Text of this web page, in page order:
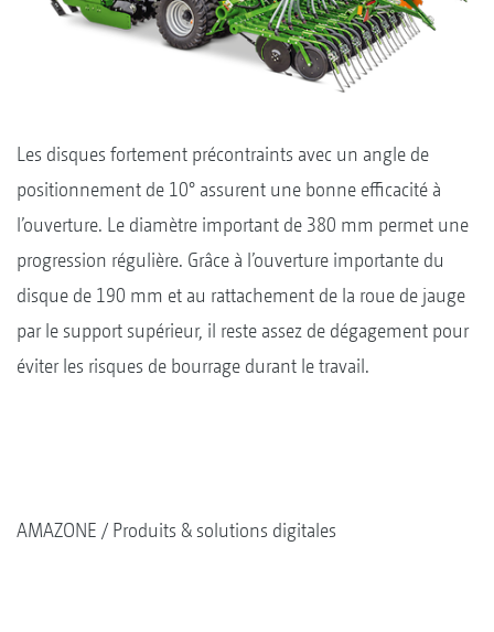
Les disques fortement précontraints avec un angle de
positionnement de 10° assurent une bonne efficacité à
l’ouverture. Le diamètre important de 380 mm permet une
progression régulière. Grâce à l’ouverture importante du
disque de 190 mm et au rattachement de la roue de jauge
par le support supérieur, il reste assez de dégagement pour
éviter les risques de bourrage durant le travail.
AMAZONE Produits & solutions digitales